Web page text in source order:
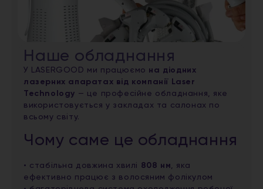
Наше обладнання
У LASERGOOD ми працюємо на діодних
лазерних апаратах від компанії Laser
Technology — це професійне обладнання, яке
використовується у закладах та салонах по
всьому світу.
Чому саме це обладнання
• стабільна довжина хвилі 808 нм, яка
ефективно працює з волосяним фолікулом